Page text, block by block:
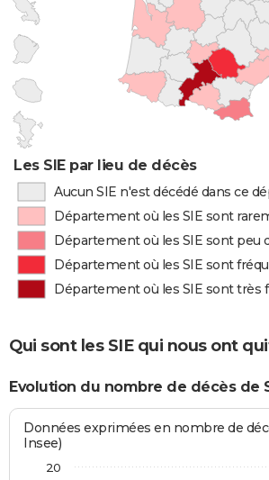
Les SIE par lieu de décès
Aucun SIE n'est décédé dans ce
Département où les SIE sont
Département où les SIE sont peu
Département où les SIE sont
Département où les SIE sont
Qui sont les SIE qui nous ont
Evolution du nombre de décès de
Données exprimées en nombre de
Insee)
20